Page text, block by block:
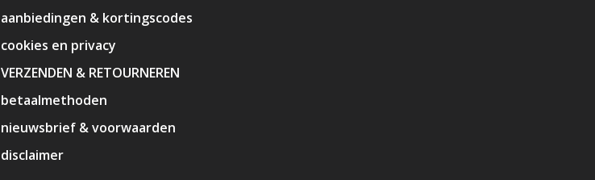
aanbiedingen & kortingscodes
cookies en privacy
VERZENDEN & RETOURNEREN
betaalmethoden
nieuwsbrief & voorwaarden
disclaimer